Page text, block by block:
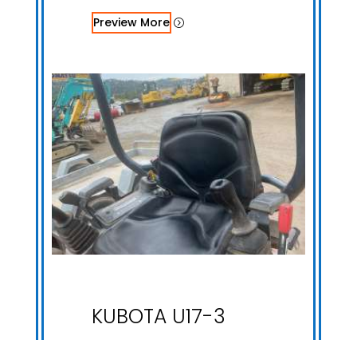
Preview More
KUBOTA U17-3